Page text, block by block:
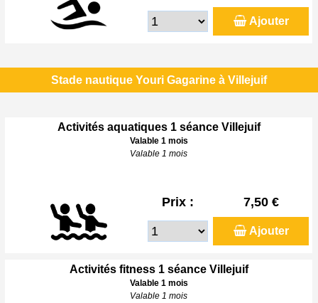
Ajouter
Stade nautique Youri Gagarine à Villejuif
Activités aquatiques 1 séance Villejuif
Valable 1 mois
Valable 1 mois
Prix : 7,50 €
Ajouter
Activités fitness 1 séance Villejuif
Valable 1 mois
Valable 1 mois